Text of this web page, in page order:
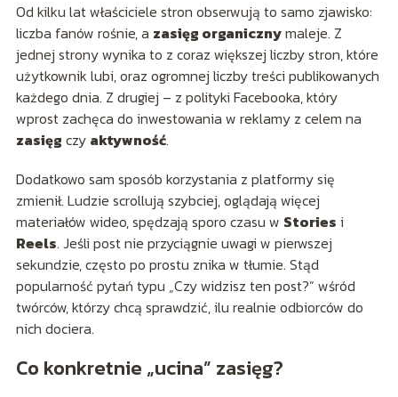
Od kilku lat właściciele stron obserwują to samo zjawisko:
liczba fanów rośnie, a zasięg organicznymaleje. Z
jednej strony wynika to z coraz większej liczby stron, które
użytkownik lubi, oraz ogromnej liczby treści publikowanych
każdego dnia. Z drugiej – z polityki Facebooka, który
wprost zachęca do inwestowania w reklamy z celem na
zasięg czy aktywność.
Dodatkowo sam sposób korzystania z platformy się
zmienił. Ludzie scrollują szybciej, oglądają więcej
materiałów wideo, spędzają sporo czasu w Stories i
Reels. Jeśli post nie przyciągnie uwagi w pierwszej
sekundzie, często po prostu znika w tłumie. Stąd
popularność pytań typu „Czy widzisz ten post?” wśród
twórców, którzy chcą sprawdzić, ilu realnie odbiorców do
nich dociera.
Co konkretnie „ucina” zasięg?